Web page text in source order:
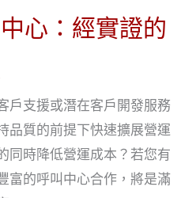
心：經實證的
戶支援或潛在客戶開發服務
品質的前提下快速擴展營運
同時降低營運成本？若您有
富的呼叫中心合作，將是滿